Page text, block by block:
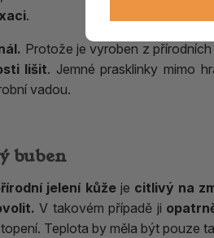
.
Protože je vyroben z
lišit. Jemné prasklinky mimo
vadou.
buben
jelení kůžeje citlivý na
V takovém případě ji
Teplota by měla být pouze